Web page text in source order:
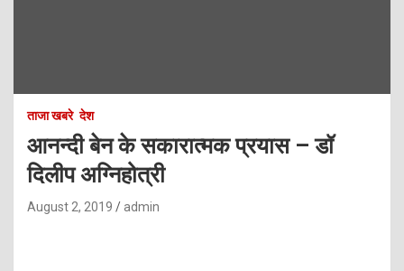
ताजा खबरे देश
आनन्दी बेन के सकारात्मक प्रयास – डॉ
दिलीप अग्निहोत्री
August 2, 2019 admin